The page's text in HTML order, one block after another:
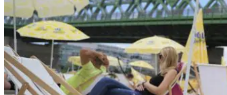
Turistika
Cyklistika
Hrady
Podujatia
Výstava
Galéria
Divadlo
Folklór
Fašiangy